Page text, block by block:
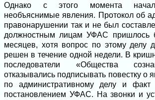
Однако с этого момента
необъяснимые явления. Протокол об
правонарушении так и не был
должностным лицам УФАС пришлось
месяцев, хотя вопрос по этому делу
решен в течение одной недели. В
последователи «Общества
отказывались подписывать повестку о
по административному делу и факт
постановлением УФАС. На звонки и